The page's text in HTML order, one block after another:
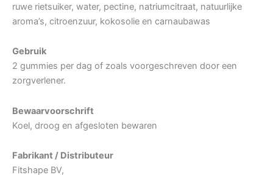
ruwe rietsuiker, water, pectine, natriumcitraat, natuurlijke
aroma’s, citroenzuur, kokosolie en carnaubawas
Gebruik
2 gummies per dag of zoals voorgeschreven door een
zorgverlener.
Bewaarvoorschrift
Koel, droog en afgesloten bewaren
Fabrikant / Distributeur
Fitshape BV,